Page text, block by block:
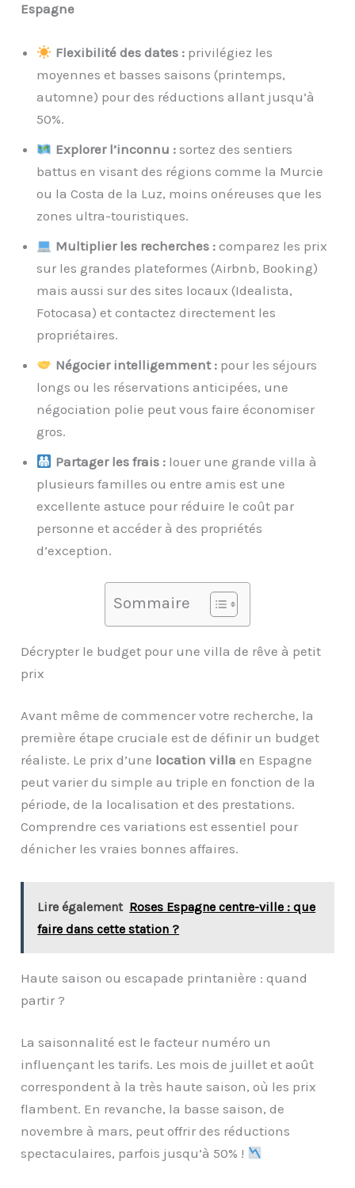
Espagne
Flexibilité des dates :privilégiez les
moyennes et basses saisons (printemps,
automne) pour des réductions allant jusqu’à
50%.
Explorer l’inconnu :sortez des sentiers
battus en visant des régions comme la Murcie
ou la Costa de la Luz, moins onéreuses que les
zones ultra-touristiques.
Multiplier les recherches :comparez les prix
sur les grandes plateformes (Airbnb, Booking)
mais aussi sur des sites locaux (Idealista,
Fotocasa) et contactez directement les
propriétaires.
Négocier intelligemment :pour les séjours
longs ou les réservations anticipées, une
négociation polie peut vous faire économiser
gros.
Partager les frais :louer une grande villa à
plusieurs familles ou entre amis est une
excellente astuce pour réduire le coût par
personne et accéder à des propriétés
d’exception.
Sommaire
Décrypter le budget pour une villa de rêve à petit
prix
Avant même de commencer votre recherche, la
première étape cruciale est de définir un budget
réaliste. Le prix d’une location villa en Espagne
peut varier du simple au triple en fonction de la
période, de la localisation et des prestations.
Comprendre ces variations est essentiel pour
dénicher les vraies bonnes affaires.
Lire également Roses Espagne centre-ville : que
faire dans cette station ?
Haute saison ou escapade printanière : quand
partir ?
La saisonnalité est le facteur numéro un
influençant les tarifs. Les mois de juillet et août
correspondent à la très haute saison, où les prix
flambent. En revanche, la basse saison, de
novembre à mars, peut offrir des réductions
spectaculaires, parfois jusqu’à 50% !